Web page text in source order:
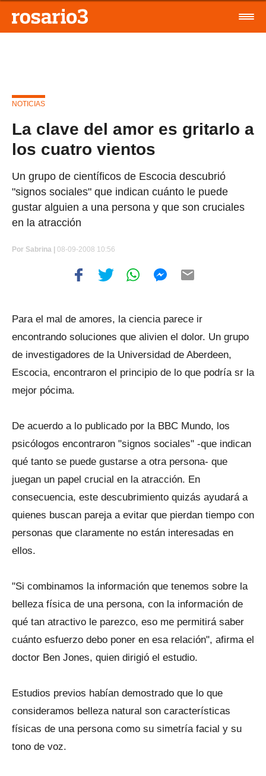
NOTICIAS
La clave del amor es gritarlo a
los cuatro vientos
Un grupo de científicos de Escocia descubrió
"signos sociales" que indican cuánto le puede
gustar alguien a una persona y que son cruciales
en la atracción
Por Sabrina | 08-09-2008 10:56
Para el mal de amores, la ciencia parece ir
encontrando soluciones que alivien el dolor. Un grupo
de investigadores de la Universidad de Aberdeen,
Escocia, encontraron el principio de lo que podría sr la
mejor pócima.
De acuerdo a lo publicado por la BBC Mundo, los
psicólogos encontraron "signos sociales" -que indican
qué tanto se puede gustarse a otra persona- que
juegan un papel crucial en la atracción. En
consecuencia, este descubrimiento quizás ayudará a
quienes buscan pareja a evitar que pierdan tiempo con
personas que claramente no están interesadas en
ellos.
"Si combinamos la información que tenemos sobre la
belleza física de una persona, con la información de
qué tan atractivo le parezco, eso me permitirá saber
cuánto esfuerzo debo poner en esa relación", afirma el
doctor Ben Jones, quien dirigió el estudio.
Estudios previos habían demostrado que lo que
consideramos belleza natural son características
físicas de una persona como su simetría facial y su
tono de voz.